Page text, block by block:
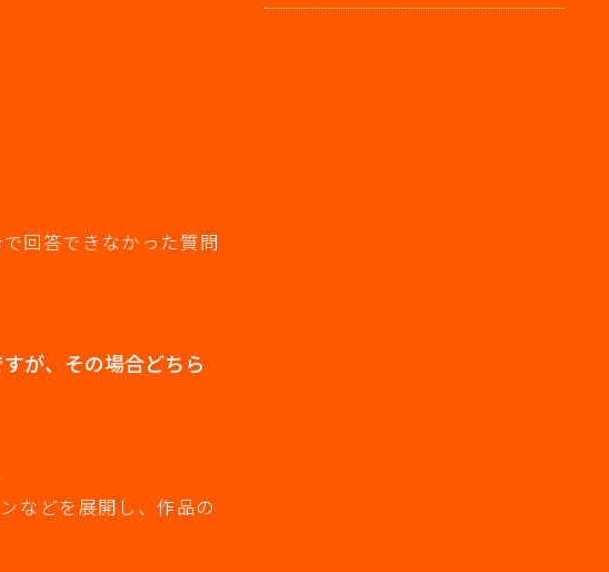
回答できなかった質問
が、その場合どちら
などを展開し、作品の